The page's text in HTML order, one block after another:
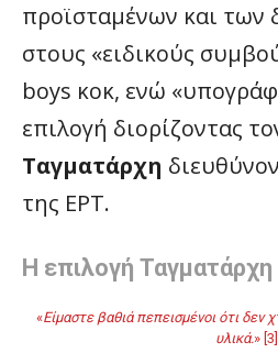
προϊσταμένων και των
στους «ειδικούς
boys κοκ, ενώ
επιλογή διορίζοντας
Ταγματάρχη
της ΕΡΤ.
Η επιλογή Ταγματάρχη
«Είμαστε βαθιά πεπεισμένοι ότι δεν
υλικά.» [3]